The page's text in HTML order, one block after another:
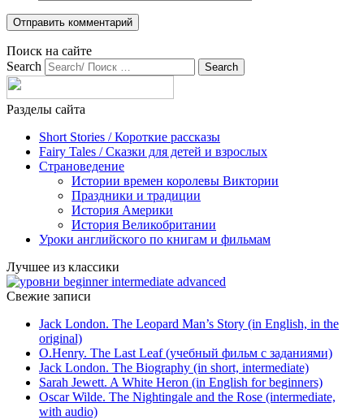
Поиск на сайте
Search
Разделы сайта
Short Stories / Короткие рассказы
Fairy Tales / Cказки для детей и взрослых
Страноведение
Истории времен королевы Виктории
Праздники и традиции
История Америки
История Великобритании
Уроки английского по книгам и фильмам
Лучшее из классики
Свежие записи
Jack London. The Leopard Man’s Story (in English, in the
original)
O.Henry. The Last Leaf (учебный фильм с заданиями)
Jack London. The Biography (in short, intermediate)
Sarah Jewett. A White Heron (in English for beginners)
Oscar Wilde. The Nightingale and the Rose (intermediate,
with audio)